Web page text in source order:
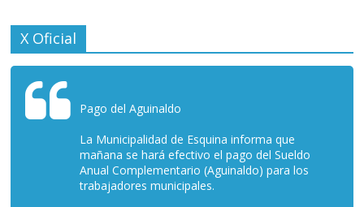
X Oficial
Pago del Aguinaldo
La Municipalidad de Esquina informa que
mañana se hará efectivo el pago del Sueldo
Anual Complementario (Aguinaldo) para los
trabajadores municipales.